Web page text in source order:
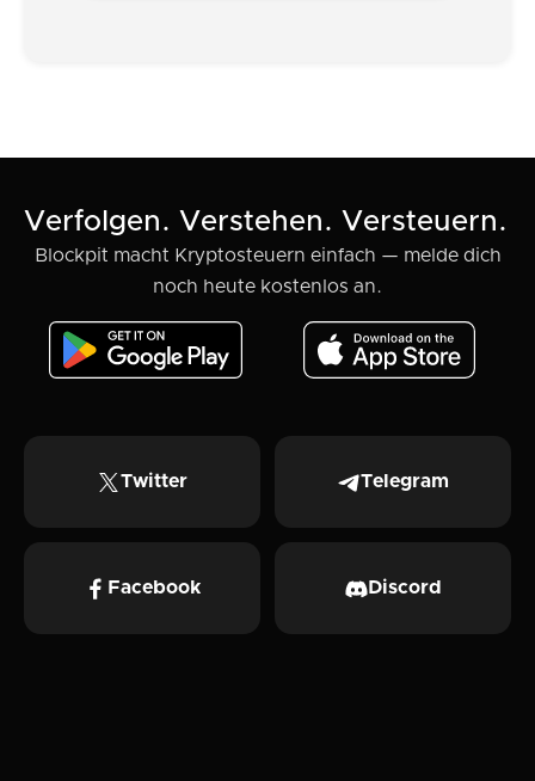
Verfolgen. Verstehen. Versteuern.
Blockpit macht Kryptosteuern einfach — melde dich
noch heute kostenlos an.
Twitter Telegram
Facebook Discord